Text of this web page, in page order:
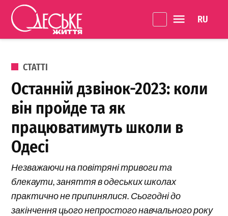
Перейти до вмісту
Життя
ОПУБЛІКОВАНО В
СТАТТІ
Останній дзвінок-2023: коли
він пройде та як
працюватимуть школи в
Одесі
Незважаючи на повітряні тривоги та
блекаути, заняття в одеських школах
практично не припинялися. Сьогодні до
закінчення цього непростого навчального року